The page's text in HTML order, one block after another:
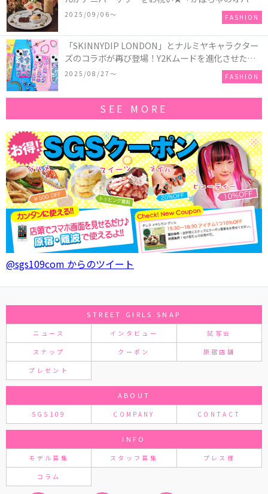
ーキアクセサリー」が新発売！Q-pot CAFE.では
「かぼちゃのオバケーキプレート」も登場
2025/09/06〜 FASHION
「SKINNYDIP LONDON」とナルミヤキャラクター
ズのコラボが再び登場！Y2Kムードを進化させた新
作コレクションを発売♪
2025/08/27〜 FASHION
SEE MORE
@sgs109com からのツイート
STREET GIRLS SNAP
ニュース インタビュー 試写会
スナップ クーポン 原宿店舗
プレゼント
ABOUT
SGS109 COMPANY CONTACT
INFO
モデル募集 スタッフ募集 プレス様
コラム